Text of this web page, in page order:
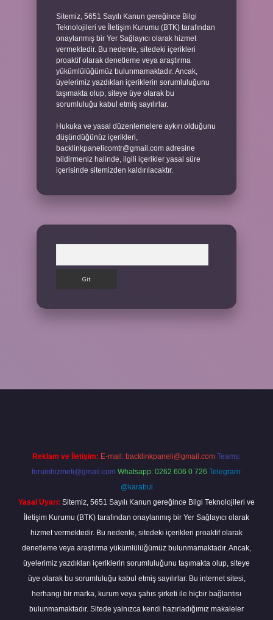
Sitemiz, 5651 Sayılı Kanun gereğince Bilgi
Teknolojileri ve İletişim Kurumu (BTK) tarafından
onaylanmış bir Yer Sağlayıcı olarak hizmet
vermektedir. Bu nedenle, sitedeki içerikleri
proaktif olarak denetleme veya araştırma
yükümlülüğümüz bulunmamaktadır. Ancak,
üyelerimiz yazdıkları içeriklerin sorumluluğunu
taşımakta olup, siteye üye olarak bu
sorumluluğu kabul etmiş sayılırlar.
Hukuka ve yasal düzenlemelere aykırı olduğunu
düşündüğünüz içerikleri,
backlinkpanelicomtr@gmail.com adresine
bildirmeniz halinde, ilgili içerikler yasal süre
içerisinde sitemizden kaldırılacaktır.
Reklam ve İletişim: E-mail: backlinkpaneli@gmail.com Teams:
forumhizmeti@gmail.com Whatsapp: 0262 606 0 726 Telegram:
@karabul
Yasal Uyarı: Sitemiz, 5651 Sayılı Kanun gereğince Bilgi Teknolojileri ve
İletişim Kurumu (BTK) tarafından onaylanmış bir Yer Sağlayıcı olarak
hizmet vermektedir. Bu nedenle, sitedeki içerikleri proaktif olarak
denetleme veya araştırma yükümlülüğümüz bulunmamaktadır. Ancak,
üyelerimiz yazdıkları içeriklerin sorumluluğunu taşımakta olup, siteye
üye olarak bu sorumluluğu kabul etmiş sayılırlar. Bu internet sitesi,
herhangi bir marka, kurum veya şahıs şirketi ile hiçbir bağlantısı
bulunmamaktadır. Sitede yalnızca kendi hazırladığımız makaleler